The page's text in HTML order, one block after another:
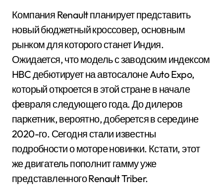
Компания Renault планирует представить
новый бюджетный кроссовер, основным
рынком для которого станет Индия.
Ожидается, что модель с заводским индексом
HBC дебютирует на автосалоне Auto Expo,
который откроется в этой стране в начале
февраля следующего года. До дилеров
паркетник, вероятно, доберется в середине
2020-го. Сегодня стали известны
подробности о моторе новинки. Кстати, этот
же двигатель пополнит гамму уже
представленного Renault Triber.